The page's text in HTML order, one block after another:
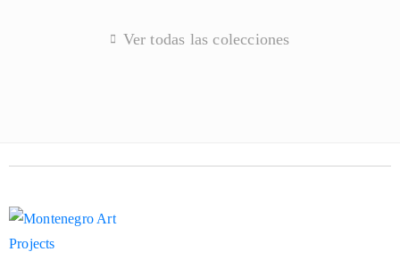
Ver todas las colecciones